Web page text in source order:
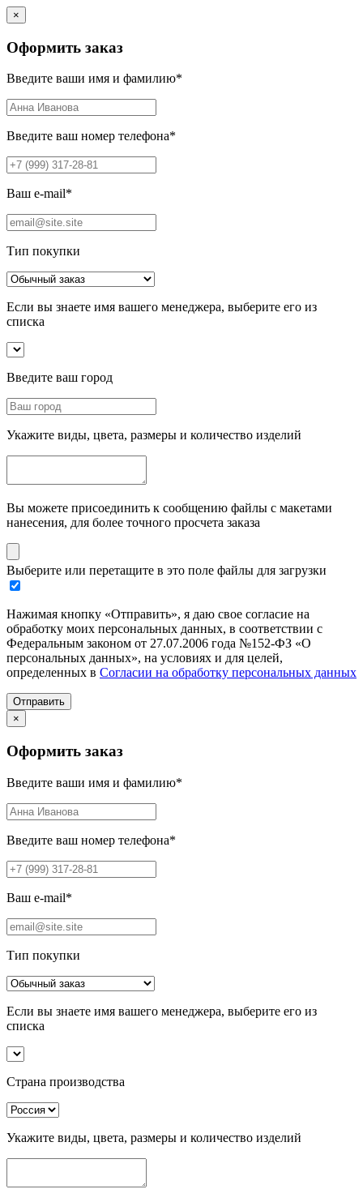
×
Оформить заказ
Введите ваши имя и фамилию*
Введите ваш номер телефона*
Ваш e-mail*
Тип покупки
Если вы знаете имя вашего менеджера, выберите его из
списка
Введите ваш город
Укажите виды, цвета, размеры и количество изделий
Вы можете присоединить к сообщению файлы с макетами
нанесения, для более точного просчета заказа
Выберите или перетащите в это поле файлы для загрузки
Нажимая кнопку «Отправить», я даю свое согласие на
обработку моих персональных данных, в соответствии с
Федеральным законом от 27.07.2006 года №152-ФЗ «О
персональных данных», на условиях и для целей,
определенных в Согласии на обработку персональных данных
Отправить
×
Оформить заказ
Введите ваши имя и фамилию*
Введите ваш номер телефона*
Ваш e-mail*
Тип покупки
Если вы знаете имя вашего менеджера, выберите его из
списка
Страна производства
Укажите виды, цвета, размеры и количество изделий